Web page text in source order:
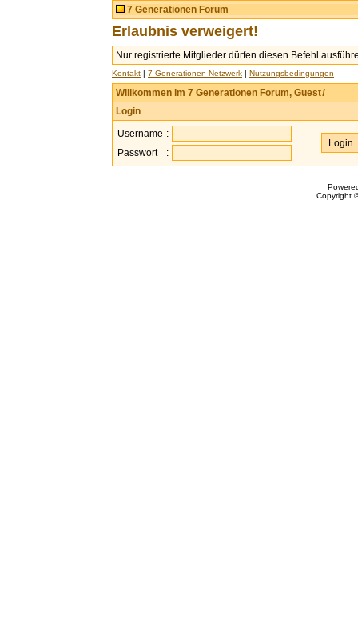
7 Generationen Forum
Erlaubnis verweigert!
Nur registrierte Mitglieder dürfen diesen Befehl
Kontakt | 7 Generationen Netzwerk | Nutzungsbedingungen
Willkommen im 7 Generationen Forum, Guest!
Login
Username :
Passwort
:
Copyright